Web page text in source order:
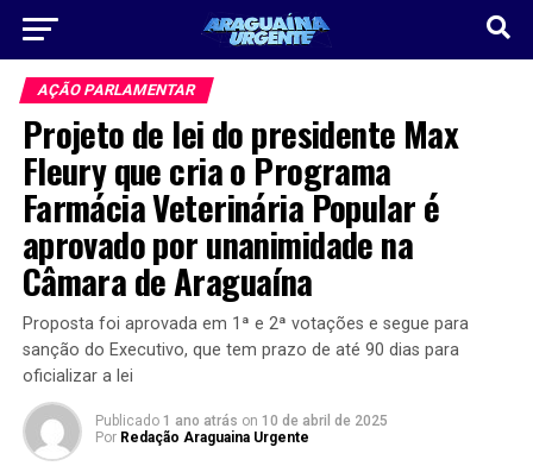
AÇÃO PARLAMENTAR
Projeto de lei do presidente Max
Fleury que cria o Programa
Farmácia Veterinária Popular é
aprovado por unanimidade na
Câmara de Araguaína
Proposta foi aprovada em 1ª e 2ª votações e segue para
sanção do Executivo, que tem prazo de até 90 dias para
oficializar a lei
Publicado 1 ano atrás on 10 de abril de 2025
Por Redação Araguaina Urgente